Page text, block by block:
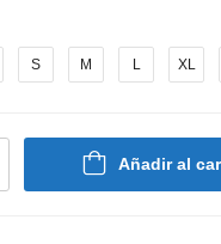
S M L XL
Añadir al